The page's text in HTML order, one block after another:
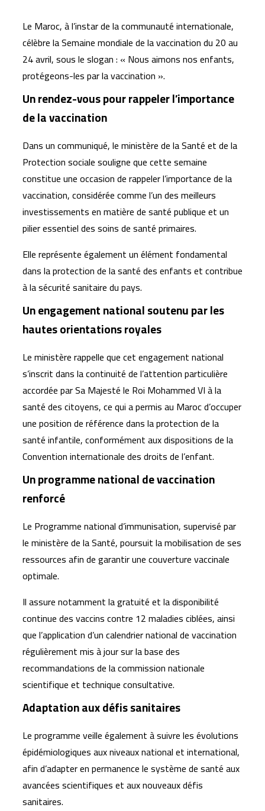
Un rapport espagnol met en lumière les capacités des
satellites marocains près du détroit de Gibraltar
Le Maroc, à l’instar de la communauté internationale,
célèbre la Semaine mondiale de la vaccination du 20 au
24 avril, sous le slogan : « Nous aimons nos enfants,
protégeons-les par la vaccination ».
Un rendez-vous pour rappeler l’importance
de la vaccination
Dans un communiqué, le ministère de la Santé et de la
Protection sociale souligne que cette semaine
constitue une occasion de rappeler l’importance de la
vaccination, considérée comme l’un des meilleurs
investissements en matière de santé publique et un
pilier essentiel des soins de santé primaires.
Elle représente également un élément fondamental
dans la protection de la santé des enfants et contribue
à la sécurité sanitaire du pays.
Un engagement national soutenu par les
hautes orientations royales
Le ministère rappelle que cet engagement national
s’inscrit dans la continuité de l’attention particulière
accordée par Sa Majesté le Roi Mohammed VI à la
santé des citoyens, ce qui a permis au Maroc d’occuper
une position de référence dans la protection de la
santé infantile, conformément aux dispositions de la
Convention internationale des droits de l’enfant.
Un programme national de vaccination
renforcé
Le Programme national d’immunisation, supervisé par
le ministère de la Santé, poursuit la mobilisation de ses
ressources afin de garantir une couverture vaccinale
optimale.
Il assure notamment la gratuité et la disponibilité
continue des vaccins contre 12 maladies ciblées, ainsi
que l’application d’un calendrier national de vaccination
régulièrement mis à jour sur la base des
recommandations de la commission nationale
scientifique et technique consultative.
Adaptation aux défis sanitaires
Le programme veille également à suivre les évolutions
épidémiologiques aux niveaux national et international,
afin d’adapter en permanence le système de santé aux
avancées scientifiques et aux nouveaux défis
sanitaires.